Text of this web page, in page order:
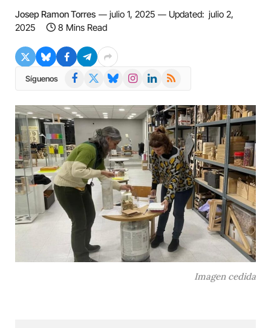
Josep Ramon Torres julio 1, 2025 Updated: julio 2,
2025
8 Mins Read
Síguenos Facebook BlueskyInstagramLinkedIn
RSS
Imagen cedida